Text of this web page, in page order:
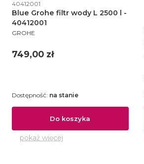
Kod produktu
40412001
Blue Grohe filtr wody L 2500 l -
40412001
PRODUCENT
GROHE
Cena
749,00 zł
Do koszyka
Dostępność: na stanie
pokaż więcej